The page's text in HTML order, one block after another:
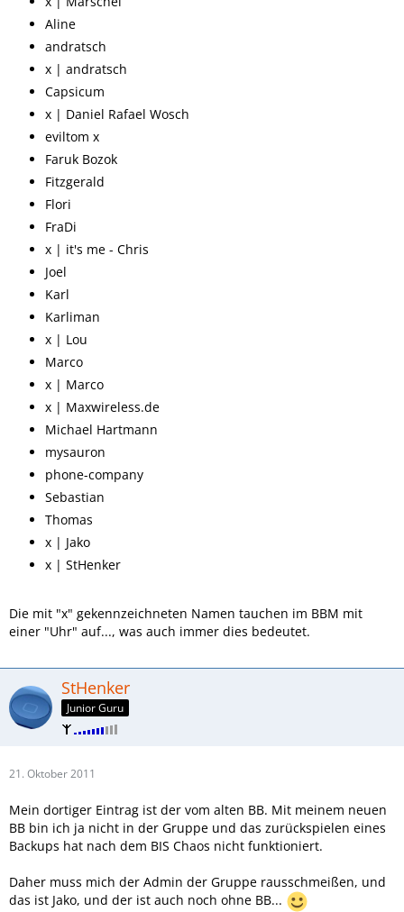
Aline
andratsch
x | andratsch
Capsicum
x | Daniel Rafael Wosch
eviltom x
Faruk Bozok
Fitzgerald
Flori
FraDi
x | it's me - Chris
Joel
Karl
Karliman
x | Lou
Marco
x | Marco
x | Maxwireless.de
Michael Hartmann
mysauron
phone-company
Sebastian
Thomas
x | Jako
x | StHenker
Die mit "x" gekennzeichneten Namen tauchen im BBM mit
einer "Uhr" auf..., was auch immer dies bedeutet.
StHenker
Junior Guru
21. Oktober 2011
Mein dortiger Eintrag ist der vom alten BB. Mit meinem neuen
BB bin ich ja nicht in der Gruppe und das zurückspielen eines
Backups hat nach dem BIS Chaos nicht funktioniert.
Daher muss mich der Admin der Gruppe rausschmeißen, und
das ist Jako, und der ist auch noch ohne BB...